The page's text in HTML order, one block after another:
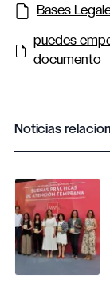
Bases
puedes
documento
Noticias